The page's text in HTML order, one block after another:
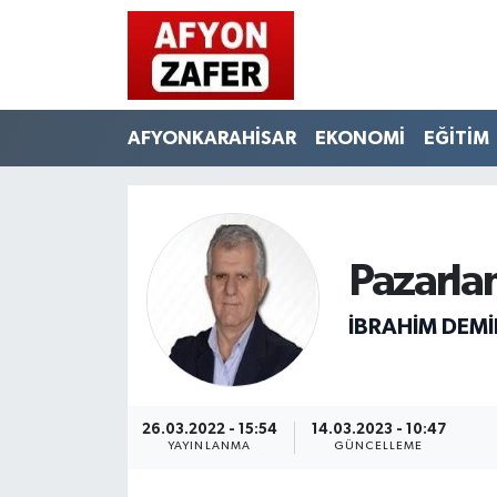
AFYONKARAHİSAR EKONOMİ EĞİTİM
İBRAHIM
26.03.2022 - 15:54
YAYINLANMA
14.03.2023 - 10:47
GÜNCELLEME